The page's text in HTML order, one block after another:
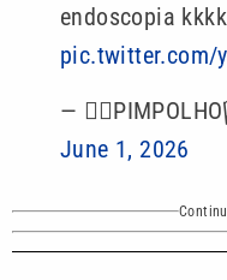
endoscopia
pic.twitter.com/
—
June 1, 2026